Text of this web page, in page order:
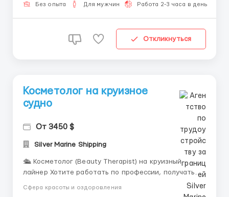
Без опыта Для мужчин Работа 2-3 часа в день
Откликнуться
Косметолог на круизное
судно
От 3450 $
Silver Marine Shipping
🛳️ Косметолог (Beauty Therapist) на круизный
лайнер Хотите работать по профессии, получать
открываем набор косметологов для работы на
Сфера красоты и оздоровления